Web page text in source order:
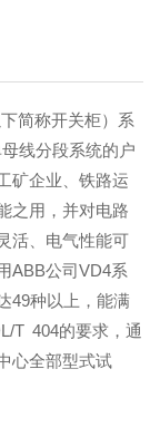
简称开关柜）系
线分段系统的户
矿企业、铁路运
之用，并对电路
活、电气性能可
ABB公司VD4系
49种以上，能满
T 404的要求，通
心全部型式试